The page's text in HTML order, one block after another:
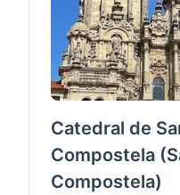
Catedral de
Compostela
Compostela)